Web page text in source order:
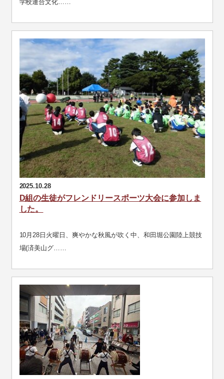
学校連合文化……
2025.10.28
D組の生徒がフレンドリースポーツ大会に参加しま
した。
10月28日火曜日、爽やかな秋風が吹く中、和田堀公園陸上競技
場(済美山グ……